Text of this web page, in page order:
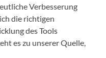
Verbesserung
die richtigen
des Tools
es zu unserer Quelle,